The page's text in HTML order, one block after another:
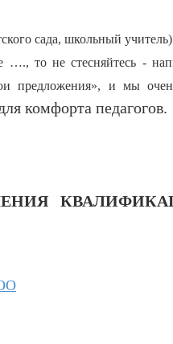
сада, школьный
…., то не стесняйтесь -
предложения», и мы
комфорта педагогов.